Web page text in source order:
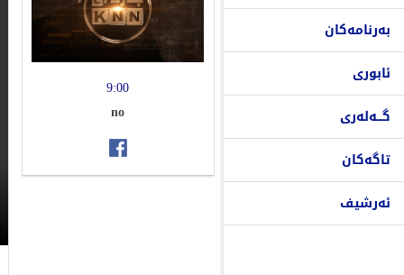
بەرنامەکان
ئابوری
گـــەلەری
تاگەکان
ئەرشیف
9:00
no